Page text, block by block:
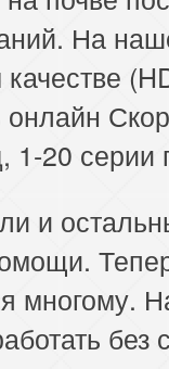
На
онлайн
1-20 серии
и
многому.
без